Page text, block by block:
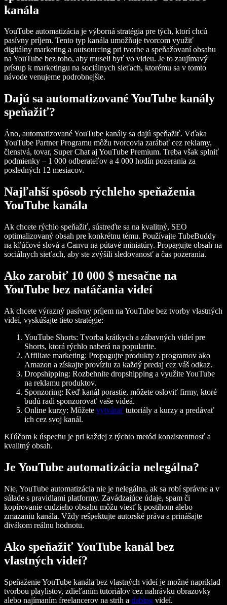
kanála
YouTube automatizácia je výborná stratégia pre tých, ktorí chcú
pasívny príjem. Tento typ kanála umožňuje tvorcom využiť
digitálny marketing a outsourcing pri tvorbe a speňažovaní obsahu
na YouTube bez toho, aby museli byť vo videu. Je to zaujímavý
prístup k marketingu na sociálnych sieťach, ktorému sa v tomto
návode venujeme podrobnejšie.
Dajú sa automatizované YouTube kanály
speňažiť?
Áno, automatizované YouTube kanály sa dajú speňažiť. Vďaka
YouTube Partner Programu môžu tvorcovia zarábať cez reklamy,
členstvá, tovar, Super Chat aj YouTube Premium. Treba však splniť
podmienky – 1 000 odberateľov a 4 000 hodín pozerania za
posledných 12 mesiacov.
Najľahší spôsob rýchleho speňaženia
YouTube kanála
Ak chcete rýchlo speňažiť, sústreďte sa na kvalitný, SEO
optimalizovaný obsah pre konkrétnu tému. Používajte TubeBuddy
na kľúčové slová a Canvu na pútavé miniatúry. Propagujte obsah na
sociálnych sieťach, aby ste zvýšili sledovanosť a čas pozerania.
Ako zarobiť 10 000 $ mesačne na
YouTube bez natáčania videí
Ak chcete výrazný pasívny príjem na YouTube bez tvorby vlastných
videí, vyskúšajte tieto stratégie:
YouTube Shorts: Tvorba krátkych a zábavných videí pre
Shorts, ktorá rýchlo naberá na popularite.
Affiliate marketing: Propagujte produkty z programov ako
Amazon a získajte províziu za každý predaj cez váš odkaz.
Dropshipping: Rozbehnite dropshipping a využite YouTube
na reklamu produktov.
Sponzoring: Keď kanál porastie, môžete osloviť firmy, ktoré
budú radi sponzorovať vaše videá.
Online kurzy: Môžete vytvárať tutoriály a kurzy a predávať
ich cez svoj kanál.
Kľúčom k úspechu je pri každej z týchto metód konzistentnosť a
kvalitný obsah.
Je YouTube automatizácia nelegálna?
Nie, YouTube automatizácia nie je nelegálna, ak sa robí správne a v
súlade s pravidlami platformy. Zavádzajúce údaje, spam či
kopírovanie cudzieho obsahu môžu viesť k postihom alebo
zmazaniu kanála. Vždy rešpektujte autorské práva a prinášajte
divákom reálnu hodnotu.
Ako speňažiť YouTube kanál bez
vlastných videí?
Speňaženie YouTube kanála bez vlastných videí je možné napríklad
tvorbou playlistov, zdieľaním tutoriálov cez nahrávku obrazovky
alebo najímaním freelancerov na strih a dabing videí.